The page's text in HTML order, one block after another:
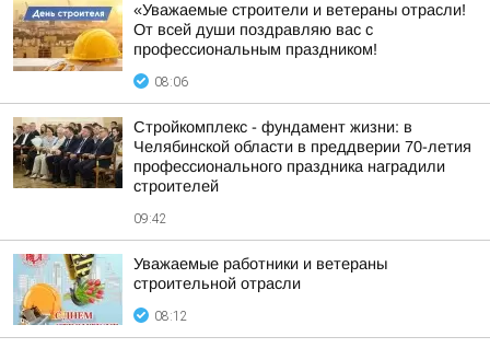
«Уважаемые строители и ветераны отрасли!
От всей души поздравляю вас с
профессиональным праздником!
08:06
Стройкомплекс - фундамент жизни: в
Челябинской области в преддверии 70-летия
профессионального праздника наградили
строителей
09:42
Уважаемые работники и ветераны
строительной отрасли
08:12